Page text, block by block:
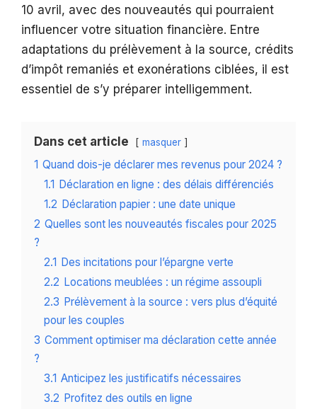
10 avril, avec des nouveautés qui pourraient
influencer votre situation financière. Entre
adaptations du prélèvement à la source, crédits
d’impôt remaniés et exonérations ciblées, il est
essentiel de s’y préparer intelligemment.
Dans cet article masquer
1 Quand dois-je déclarer mes revenus pour 2024 ?
1.1 Déclaration en ligne : des délais différenciés
1.2 Déclaration papier : une date unique
2 Quelles sont les nouveautés fiscales pour 2025
?
2.1 Des incitations pour l’épargne verte
2.2 Locations meublées : un régime assoupli
2.3 Prélèvement à la source : vers plus d’équité
pour les couples
3 Comment optimiser ma déclaration cette année
?
3.1 Anticipez les justificatifs nécessaires
3.2 Profitez des outils en ligne